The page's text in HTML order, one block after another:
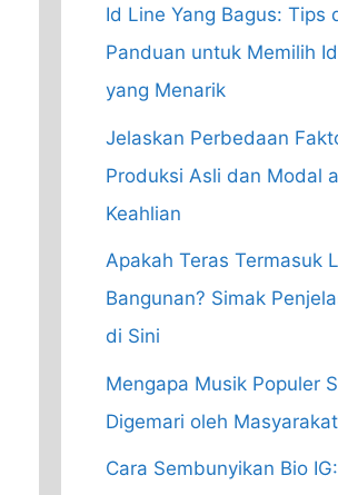
Id Line Yang Bagus: Tips
Panduan untuk Memilih
yang Menarik
Jelaskan Perbedaan
Produksi Asli dan Modal
Keahlian
Apakah Teras Termasuk
Bangunan? Simak
di Sini
Mengapa Musik Populer
Digemari oleh
Cara Sembunyikan Bio IG: